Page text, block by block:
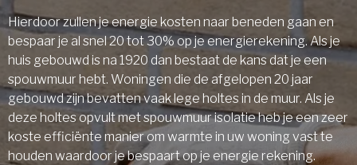
Hierdoor zullen je energie kosten naar beneden gaan en
bespaar je al snel 20 tot 30% op je energierekening. Als je
huis gebouwd is na 1920 dan bestaat de kans dat je een
spouwmuur hebt. Woningen die de afgelopen 20 jaar
gebouwd zijn bevatten vaak lege holtes in de muur. Als je
deze holtes opvult met spouwmuur isolatie heb je een zeer
koste efficiënte manier om warmte in uw woning vast te
houden waardoor je bespaart op je energie rekening.